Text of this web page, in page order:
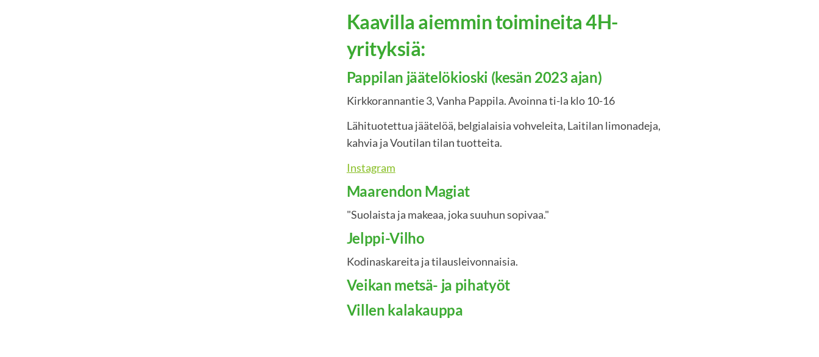
Kaavilla aiemmin toimineita 4H-
yrityksiä:
Pappilan jäätelökioski (kesän 2023 ajan)
Kirkkorannantie 3, Vanha Pappila. Avoinna ti-la klo 10-16
Lähituotettua jäätelöä, belgialaisia vohveleita, Laitilan limonadeja,
kahvia ja Voutilan tilan tuotteita.
Instagram
Maarendon Magiat
"Suolaista ja makeaa, joka suuhun sopivaa."
Jelppi-Vilho
Kodinaskareita ja tilausleivonnaisia.
Veikan metsä- ja pihatyöt
Villen kalakauppa